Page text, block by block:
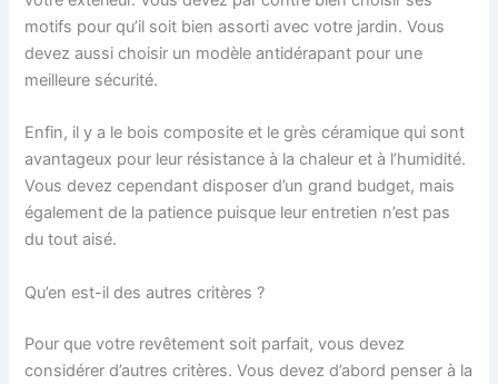
motifs pour qu’il soit bien assorti avec votre jardin. Vous
devez aussi choisir un modèle antidérapant pour une
meilleure sécurité.
Enfin, il y a le bois composite et le grès céramique qui sont
avantageux pour leur résistance à la chaleur et à l’humidité.
Vous devez cependant disposer d’un grand budget, mais
également de la patience puisque leur entretien n’est pas
du tout aisé.
Qu’en est-il des autres critères ?
Pour que votre revêtement soit parfait, vous devez
considérer d’autres critères. Vous devez d’abord penser à la